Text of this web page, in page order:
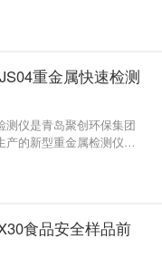
重金属快速检测
测仪是青岛聚创环保集团
产的新型重金属检测仪
度高，以其极低的成本
食品安全样品前